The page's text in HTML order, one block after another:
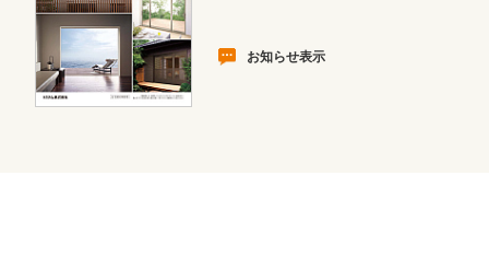
お知らせ表示